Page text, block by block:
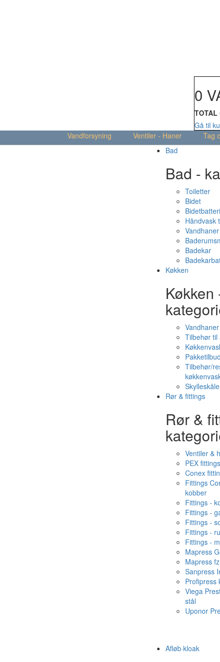
0
TOTAL
Gå til
Vandforsyning
Ventiler - Haner Tag
Bad
Bad -
Toiletter
Bidet
Håndvask
Badekar
Køkken
Køkken
Vandhaner
Tilbehør
Tilbehør/
Rør & fittings
Rør &
Ventiler &
PEX fittings
Conex
Fittings
kobber
Fittings -
Fittings -
Fittings -
Fittings -
Fittings -
Mapress
Mapress fz
Sanpress
Profipress
Viega
stål
Uponor
Afløb·kloak